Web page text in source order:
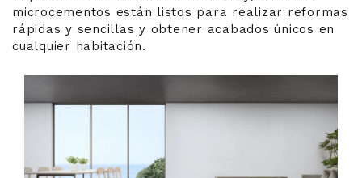
microcementos están listos para realizar reformas
rápidas y sencillas y obtener acabados únicos en
cualquier habitación.